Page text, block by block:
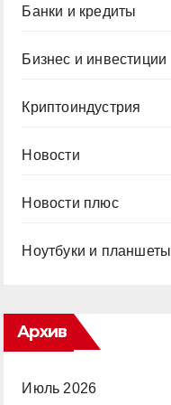
Банки и кредиты
Бизнес и инвестиции
Криптоиндустрия
Новости
Новости плюс
Ноутбуки и планшеты
Архив
Июль 2026